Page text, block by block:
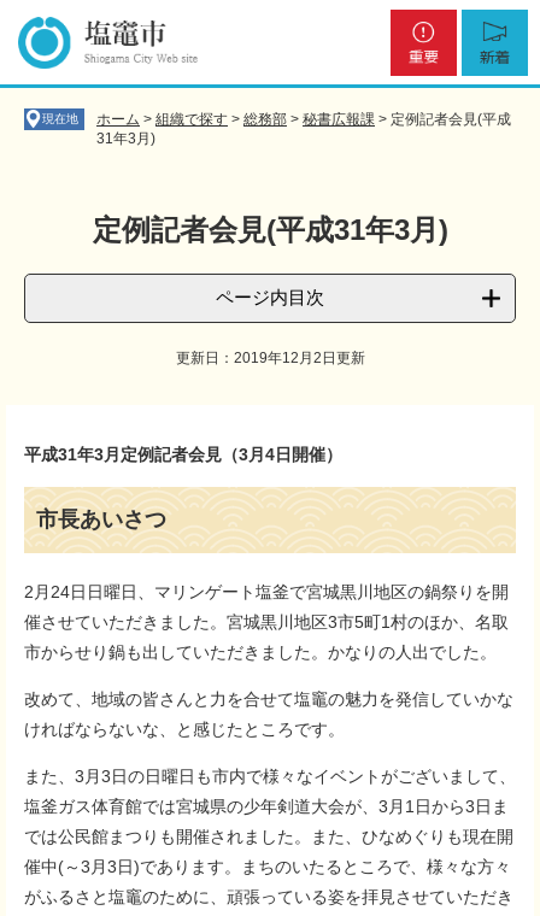
の
ー
現在地 ホーム > 組織で探す > 総務部 > 秘書広報課 > 定例記者会見(平成
31年3月)
定例記者会見(平成31年3月)
ページ内目次
更新日：2019年12月2日更新
平成31年3月定例記者会見（3月4日開催）
市長あいさつ
2月24日日曜日、マリンゲート塩釜で宮城黒川地区の鍋祭りを開
催させていただきました。宮城黒川地区3市5町1村のほか、名取
市からせり鍋も出していただきました。かなりの人出でした。
改めて、地域の皆さんと力を合せて塩竈の魅力を発信していかな
ければならないな、と感じたところです。
また、3月3日の日曜日も市内で様々なイベントがございまして、
塩釜ガス体育館では宮城県の少年剣道大会が、3月1日から3日ま
では公民館まつりも開催されました。また、ひなめぐりも現在開
催中(～3月3日)であります。まちのいたるところで、様々な方々
がふるさと塩竈のために、頑張っている姿を拝見させていただき